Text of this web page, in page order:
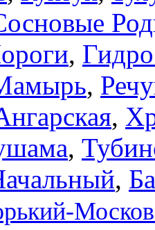
,
,
,
,
,